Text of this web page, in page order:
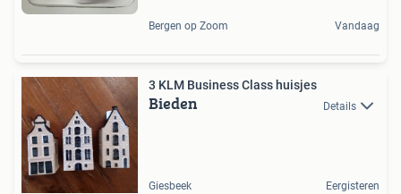
Bergen op Zoom Vandaag
3 KLM Business Class huisjes
Bieden Details
Giesbeek Eergisteren